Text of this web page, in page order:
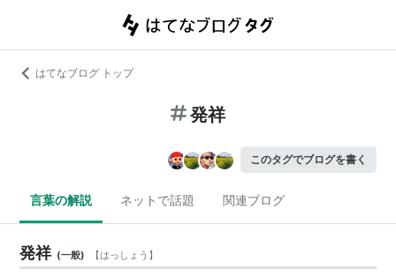
はてなブログ トップ
発祥
このタグでブログを書く
言葉の解説 ネットで話題 関連ブログ
発祥 (一般) 【はっしょう 】